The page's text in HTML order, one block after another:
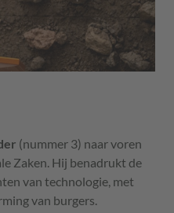
(nummer 3) naar voren
Zaken. Hij benadrukt de
van technologie, met
van burgers.